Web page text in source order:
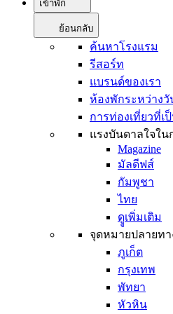
เข้าพัก
ย้อนกลับ
ค้นหาโรงแรม
รีสอร์ท
แบรนด์ของเรา
ห้องพักระหว่างวั
การท่องเที่ยวที่เ
แรงบันดาลใจใน
Magazine
มัลดีฟส์
กัมพูชา
ไทย
ดููเพิ่มเติม
จุดหมายปลายท
ภูเก็ต
กรุงเทพ
พัทยา
หัวหิน